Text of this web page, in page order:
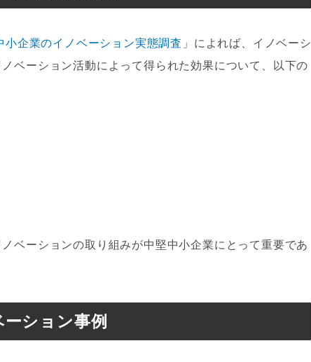
小企業のイノベーション実態調査 」によれば、イノベーシ
ベーション活動によって得られた効果について、以下の
ベーションの取り組みが中堅中小企業にとって重要であ
ション事例